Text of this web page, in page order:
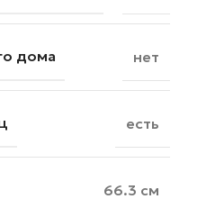
дома нет
есть
66.3 см